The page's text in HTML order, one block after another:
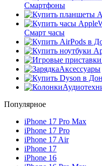
Смартфоны
Смарт часы
Аксессуары
Популярное
iPhone 17 Pro Max
iPhone 17 Pro
iPhone 17 Air
iPhone 17
iPhone 16